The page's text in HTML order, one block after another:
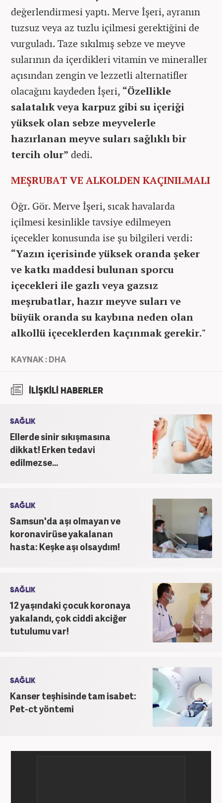
değerlendirmesi yaptı. Merve İşeri, ayranın
tuzsuz veya az tuzlu içilmesi gerektiğini de
vurguladı. Taze sıkılmış sebze ve meyve
sularının da içerdikleri vitamin ve mineraller
açısından zengin ve lezzetli alternatifler
olacağını kaydeden İşeri, “Özellikle
salatalık veya karpuz gibi su içeriği
yüksek olan sebze meyvelerle
hazırlanan meyve suları sağlıklı bir
tercih olur” dedi.
MEŞRUBAT VE ALKOLDEN KAÇINILMALI
Öğr. Gör. Merve İşeri, sıcak havalarda
içilmesi kesinlikle tavsiye edilmeyen
içecekler konusunda ise şu bilgileri verdi:
“Yazın içerisinde yüksek oranda şeker
ve katkı maddesi bulunan sporcu
içecekleri ile gazlı veya gazsız
meşrubatlar, hazır meyve suları ve
büyük oranda su kaybına neden olan
alkollü içeceklerden kaçınmak gerekir."
KAYNAK : DHA
İLİŞKİLİ HABERLER
SAĞLIK
Ellerde sinir sıkışmasına
dikkat! Erken tedavi
edilmezse...
SAĞLIK
Samsun'da aşı olmayan ve
koronavirüse yakalanan
hasta: Keşke aşı olsaydım!
SAĞLIK
12 yaşındaki çocuk koronaya
yakalandı, çok ciddi akciğer
tutulumu var!
SAĞLIK
Kanser teşhisinde tam isabet:
Pet-ct yöntemi